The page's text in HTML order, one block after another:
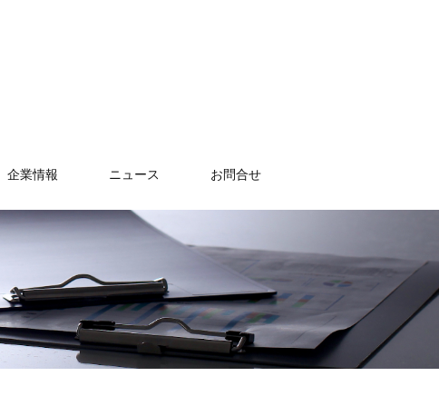
企業情報 ニュース お問合せ